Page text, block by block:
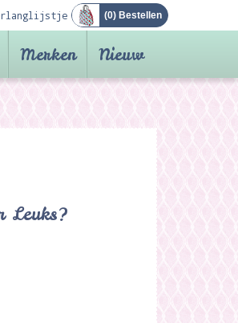
(0) Bestellen
Merken Nieuw
Leuks?